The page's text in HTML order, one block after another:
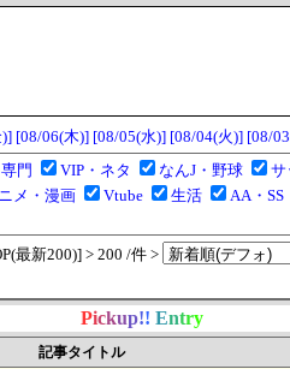
)] [08/06(木)] [08/05(水)] [08/04(火)] [08/
門 VIP・ネタ なんJ・野球 サ
メ・漫画 Vtube 生活 AA・SS
最新200)] > 200 /件 >
Pickup!! Entry
記事タイトル